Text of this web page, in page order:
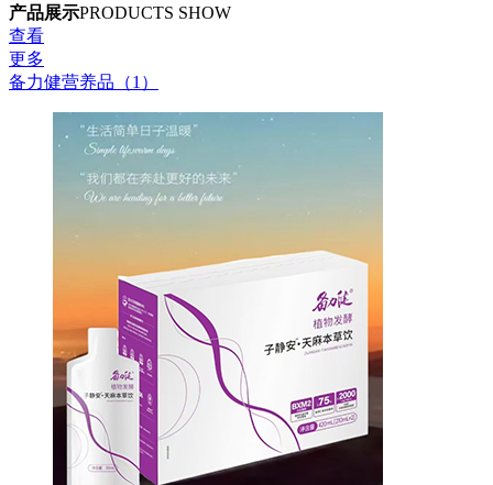
产品展示PRODUCTS SHOW
查看
更多
备力健营养品（1）